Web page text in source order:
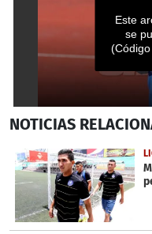
seconds
minute,
36
seconds
Este
se
NOTICIAS